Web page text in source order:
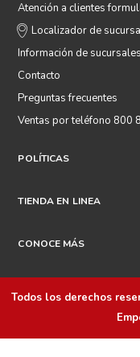
Atención a clientes
Localizador de
Información de sucursales
Contacto
Preguntas frecuentes
Ventas por teléfono 800
POLÍTICAS
TIENDA EN LINEA
CONOCE MÁS
Todos los derechos